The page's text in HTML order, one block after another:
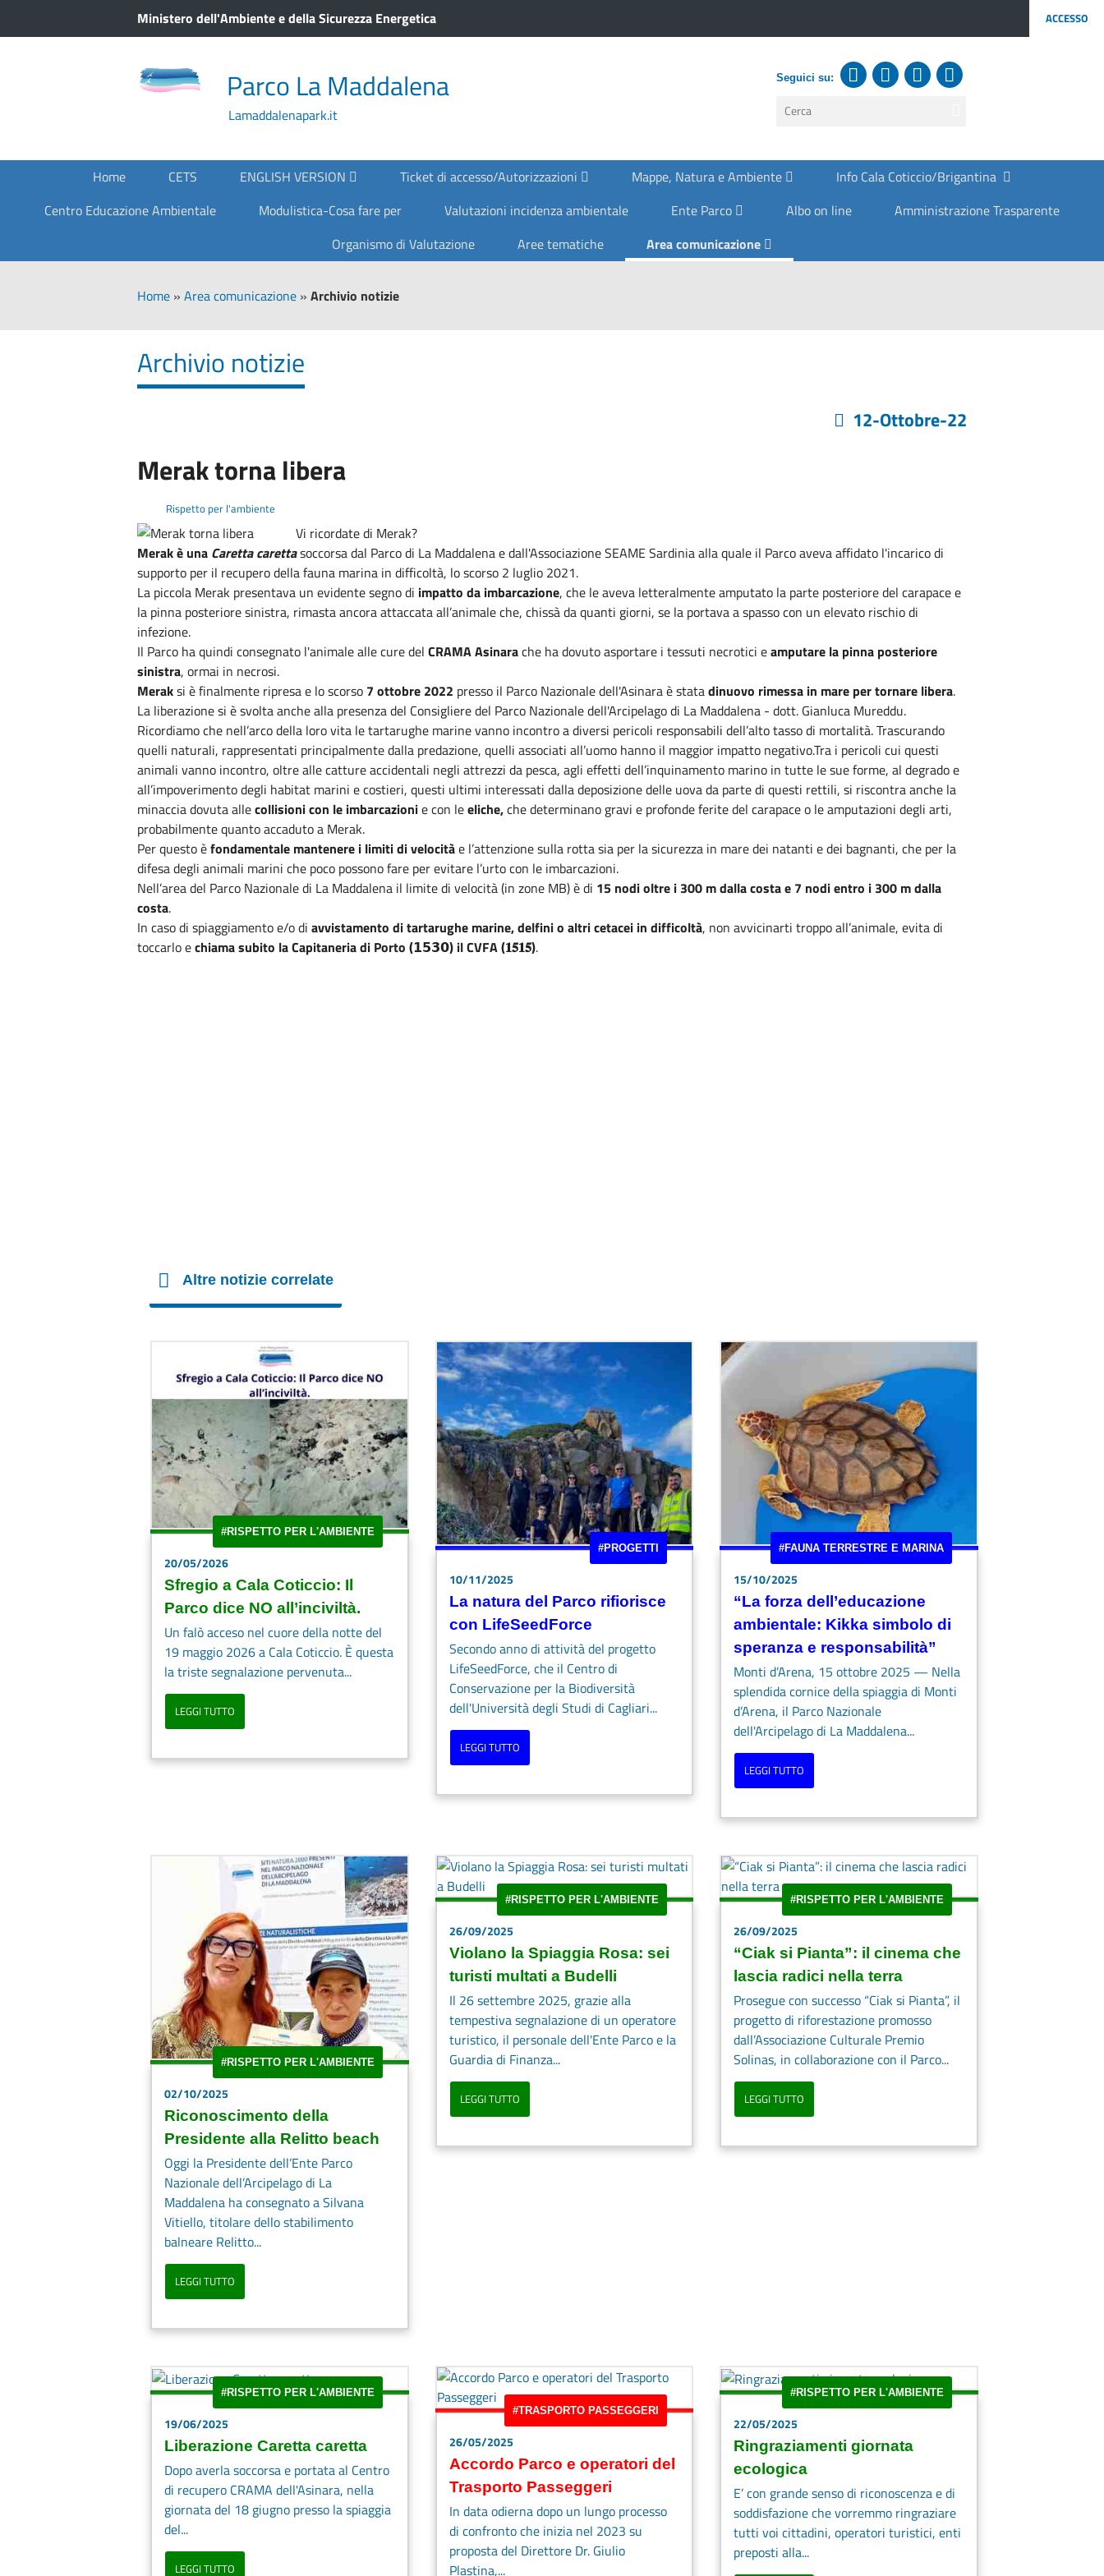
Ministero dell'Ambiente e della Sicurezza Energetica ACCESSO
Parco La Maddalena
Lamaddalenapark.it
Seguici su:
testo
Home
CETS ENGLISH VERSION Ticket di accesso/Autorizzazioni Mappe, Natura e Ambiente
Info Cala Coticcio/Brigantina
Centro Educazione Ambientale
Modulistica-Cosa fare per Valutazioni incidenza ambientale Ente Parco Albo on line
Amministrazione Trasparente
Organismo di Valutazione
Aree tematiche Area comunicazione
Home » Area comunicazione » Archivio notizie
Archivio notizie
12-Ottobre-22
Merak torna libera
Rispetto per l'ambiente
Vi ricordate di Merak?
Merak è una Caretta carettasoccorsa dal Parco di La Maddalena e dall'Associazione SEAME Sardinia alla quale il Parco aveva affidato l'incarico di
supporto per il recupero della fauna marina in difficoltà, lo scorso 2 luglio 2021.
La piccola Merak presentava un evidente segno di impatto da imbarcazione, che le aveva letteralmente amputato la parte posteriore del carapace e
la pinna posteriore sinistra, rimasta ancora attaccata all’animale che, chissà da quanti giorni, se la portava a spasso con un elevato rischio di
infezione.
Il Parco ha quindi consegnato l'animale alle cure del CRAMA Asinarache ha dovuto asportare i tessuti necrotici eamputare la pinna posteriore
sinistra, ormai in necrosi.
Meraksi è finalmente ripresa e lo scorso 7 ottobre 2022 presso il Parco Nazionale dell'Asinara è statadinuovo rimessa in mare per tornare libera.
La liberazione si è svolta anche alla presenza del Consigliere del Parco Nazionale dell'Arcipelago di La Maddalena - dott. Gianluca Mureddu.
Ricordiamo che nell’arco della loro vita le tartarughe marine vanno incontro a diversi pericoli responsabili dell’alto tasso di mortalità. Trascu­rando
quelli naturali, rappresentati principalmente dalla pre­dazione, quelli associati all’uomo hanno il maggior impatto negativo.Tra i pericoli cui questi
animali vanno incontro, oltre alle catture accidentali negli attrezzi da pesca, agli effetti dell’inquinamento marino in tutte le sue forme, al degrado e
all’impoverimento degli habitat marini e costieri, questi ultimi interessati dalla deposizione delle uova da parte di questi rettili, si riscontra anche la
minaccia dovuta allecollisionicon le imbarcazionie con leeliche,chedetermi­nano gravi e profonde ferite del carapace o le amputazioni degli arti,
probabilmente quanto accaduto a Merak.
Per questo èfondamentale mantenere i limiti di velocitàe l’attenzione sulla rotta sia per la sicurezza in mare dei natanti e dei bagnanti, che per la
difesa degli animali marini che poco possono fare per evitare l’urto con le imbarcazioni.
Nell’area del Parco Nazionale di La Maddalena il limite di velocità (in zone MB) è di 15 nodi oltre i 300 m dalla costa e 7 nodi entro i 300 m dalla
costa.
In caso di spiaggiamento e/o di avvistamento di tartarughe marine, delfini o altri cetacei in difficoltà, non avvicinarti troppo all’animale, evita di
toccarlo echiama subito la Capitaneria di Porto (𝟭𝟱𝟯𝟬) il CVFA (𝟏𝟓𝟏𝟓).
Altre notizie correlate
#RISPETTO PER L'AMBIENTE
20/05/2026
Sfregio a Cala Coticcio: Il
Parco dice NO all’inciviltà.
Un falò acceso nel cuore della notte del
19 maggio 2026 a Cala Coticcio. È questa
la triste segnalazione pervenuta...
LEGGI TUTTO
#PROGETTI
10/11/2025
La natura del Parco rifiorisce
con LifeSeedForce
Secondo anno di attività del progetto
LifeSeedForce, che il Centro di
Conservazione per la Biodiversità
dell'Università degli Studi di Cagliari...
LEGGI TUTTO
#FAUNA TERRESTRE E MARINA
15/10/2025
“La forza dell’educazione
ambientale: Kikka simbolo di
speranza e responsabilità”
Monti d’Arena, 15 ottobre 2025 — Nella
splendida cornice della spiaggia di Monti
d’Arena, il Parco Nazionale
dell'Arcipelago di La Maddalena...
LEGGI TUTTO
#RISPETTO PER L'AMBIENTE
02/10/2025
Riconoscimento della
Presidente alla Relitto beach
Oggi la Presidente dell’Ente Parco
Nazionale dell’Arcipelago di La
Maddalena ha consegnato a Silvana
Vitiello, titolare dello stabilimento
balneare Relitto...
LEGGI TUTTO
#RISPETTO PER L'AMBIENTE
26/09/2025
Violano la Spiaggia Rosa: sei
turisti multati a Budelli
Il 26 settembre 2025, grazie alla
tempestiva segnalazione di un operatore
turistico, il personale dell'Ente Parco e la
Guardia di Finanza...
LEGGI TUTTO
#RISPETTO PER L'AMBIENTE
26/09/2025
“Ciak si Pianta”: il cinema che
lascia radici nella terra
Prosegue con successo “Ciak si Pianta”, il
progetto di riforestazione promosso
dall’Associazione Culturale Premio
Solinas, in collaborazione con il Parco...
LEGGI TUTTO
#RISPETTO PER L'AMBIENTE
19/06/2025
Liberazione Caretta caretta
Dopo averla soccorsa e portata al Centro
di recupero CRAMA dell'Asinara, nella
giornata del 18 giugno presso la spiaggia
del...
LEGGI TUTTO
#TRASPORTO PASSEGGERI
26/05/2025
Accordo Parco e operatori del
Trasporto Passeggeri
In data odierna dopo un lungo processo
di confronto che inizia nel 2023 su
proposta del Direttore Dr. Giulio
Plastina,...
#RISPETTO PER L'AMBIENTE
22/05/2025
Ringraziamenti giornata
ecologica
E’ con grande senso di riconoscenza e di
soddisfazione che vorremmo ringraziare
tutti voi cittadini, operatori turistici, enti
preposti alla...